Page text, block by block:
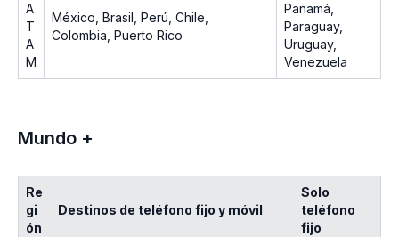
A
T
A
M
México, Brasil, Perú, Chile,
Colombia, Puerto Rico
Panamá,
Paraguay,
Uruguay,
Venezuela
Mundo +
Re
gi
ón
Destinos de teléfono fijo y móvil
Solo
teléfono
fijo